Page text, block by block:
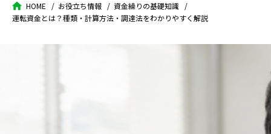
HOME お役立ち情報
資金繰りの基礎知識
運転資金とは？種類・計算方法・調達法をわかりやすく解説